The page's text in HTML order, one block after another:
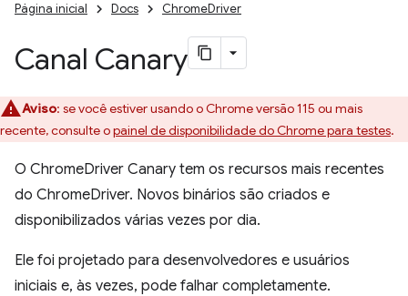
Página inicial Docs ChromeDriver
Canal Canary
Aviso: se você estiver usando o Chrome versão 115 ou mais
recente, consulte opainel de disponibilidade do Chrome para testes.
O ChromeDriver Canary tem os recursos mais recentes
do ChromeDriver. Novos binários são criados e
disponibilizados várias vezes por dia.
Ele foi projetado para desenvolvedores e usuários
iniciais e, às vezes, pode falhar completamente.